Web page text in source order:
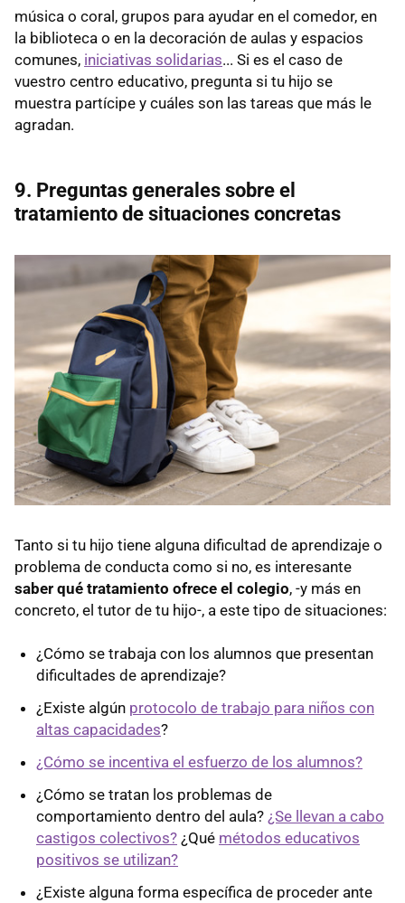
música o coral, grupos para ayudar en el comedor, en
la biblioteca o en la decoración de aulas y espacios
comunes, iniciativas solidarias... Si es el caso de
vuestro centro educativo, pregunta si tu hijo se
muestra partícipe y cuáles son las tareas que más le
agradan.
9. Preguntas generales sobre el
tratamiento de situaciones concretas
Tanto si tu hijo tiene alguna dificultad de aprendizaje o
problema de conducta como si no, es interesante
saber qué tratamiento ofrece el colegio, -y más en
concreto, el tutor de tu hijo-, a este tipo de situaciones:
¿Cómo se trabaja con los alumnos que presentan
dificultades de aprendizaje?
¿Existe algún protocolo de trabajo para niños con
altas capacidades?
¿Cómo se incentiva el esfuerzo de los alumnos?
¿Cómo se tratan los problemas de
comportamiento dentro del aula? ¿Se llevan a cabo
castigos colectivos? ¿Qué métodos educativos
positivos se utilizan?
¿Existe alguna forma específica de proceder ante